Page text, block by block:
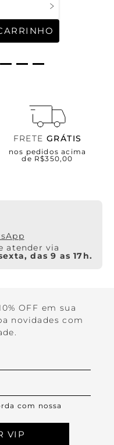
FRETE GRÁTIS
nos pedidos acima
de R$350,00
atender via
das 9 as 17h.
OFF em sua
novidades com
com nossa
VIP